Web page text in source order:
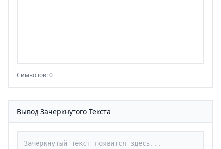
Символов: 0
Вывод Зачеркнутого Текста